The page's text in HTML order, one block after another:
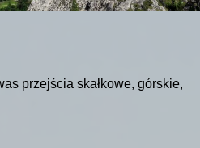
przejścia skałkowe, górskie,